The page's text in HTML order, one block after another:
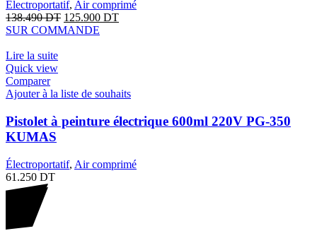
Électroportatif, Air comprimé
138.490DT 125.900 DT
SUR COMMANDE
Lire la suite
Quick view
Comparer
Ajouter à la liste de souhaits
Pistolet à peinture électrique 600ml 220V PG-350
KUMAS
Électroportatif, Air comprimé
61.250 DT